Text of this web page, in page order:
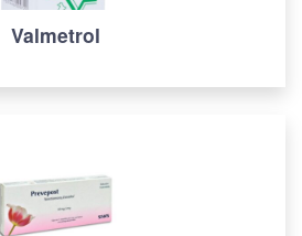
Valmetrol